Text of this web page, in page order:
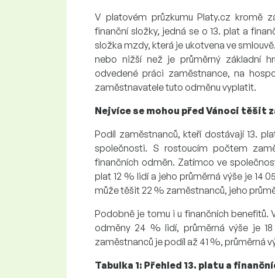
V platovém průzkumu Platy.cz kromě
finanční složky, jedná se o 13. plat a
složka mzdy, která je ukotvena ve
nebo nižší než je průměrný základní
odvedené práci zaměstnance, na
zaměstnavatele tuto odměnu vyplatit.
Nejvíce se mohou před Vánoci těšit
Podíl zaměstnanců, kteří dostávají 13.
společnosti. S rostoucím počtem
finančních odměn. Zatímco ve
plat 12 % lidí a jeho průměrná výše je 14
může těšit 22 % zaměstnanců, jeho
Podobně je tomu i u finančních benefitů.
odměny 24 % lidí, průměrná výše je
zaměstnanců je podíl až 41 %, průměrná
Tabulka 1: Přehled 13. platu a